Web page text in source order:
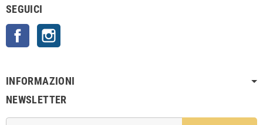
SEGUICI
Facebook
INFORMAZIONI
NEWSLETTER